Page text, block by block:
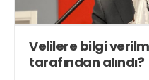
Velilere bilgi
tarafından alındı?